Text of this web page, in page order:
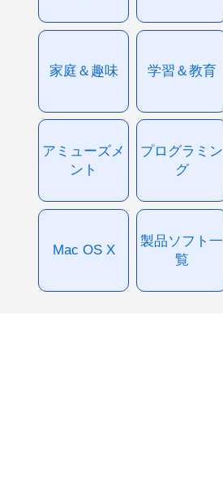
家庭＆趣味 学習＆教育
アミューズメ
ント
プログラミン
グ
Mac OS X
製品ソフト一
覧